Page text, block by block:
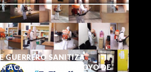
GUERRERO SANITIZA
ACAPULCO CON APOYO DE